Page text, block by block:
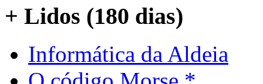
+ Lidos (180 dias)
Informática da Aldeia